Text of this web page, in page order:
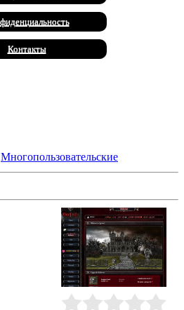
Контакты
Многопользовательские